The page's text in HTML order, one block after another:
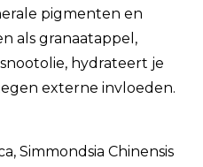
pigmenten en
als granaatappel,
hydrateert je
externe invloeden.
Simmondsia Chinensis